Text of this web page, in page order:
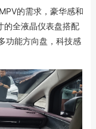
的需求，豪华感和
的全液晶仪表盘搭配
功能方向盘，科技感